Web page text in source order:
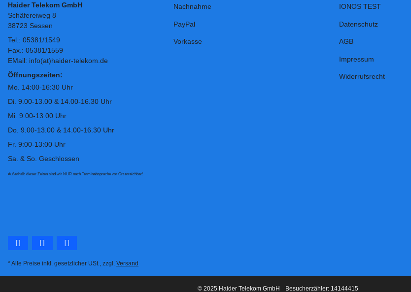
Haider Telekom GmbH
Schäfereiweg 8
38723 Sessen
Tel.: 05381/1549
Fax.: 05381/1559
EMail: info(at)haider-telekom.de
Öffnungszeiten:
Mo. 14:00-16:30 Uhr
Di. 9.00-13.00 & 14.00-16.30 Uhr
Mi. 9:00-13:00 Uhr
Do. 9.00-13.00 & 14.00-16.30 Uhr
Fr. 9:00-13:00 Uhr
Sa. & So. Geschlossen
Außerhalb dieser Zeiten sind wir NUR nach Terminabsprache vor Ort erreichbar!
Nachnahme
PayPal
Vorkasse
IONOS TEST
Datenschutz
AGB
Impressum
Widerrufsrecht
* Alle Preise inkl. gesetzlicher USt., zzgl. Versand
© 2025 Haider Telekom GmbH Besucherzähler: 14144415